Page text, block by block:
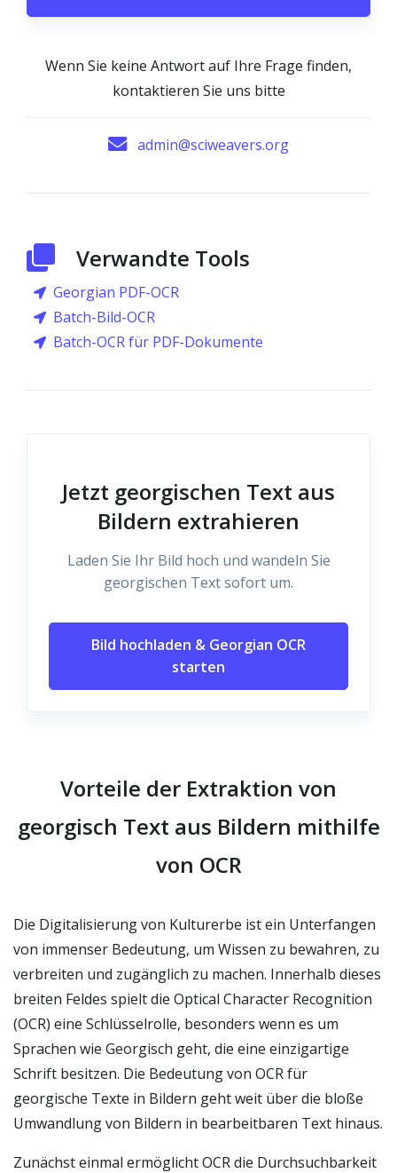
Wenn Sie keine Antwort auf Ihre Frage finden,
kontaktieren Sie uns bitte
admin@sciweavers.org
Verwandte Tools
Georgian PDF-OCR
Batch-Bild-OCR
Batch-OCR für PDF-Dokumente
Jetzt georgischen Text aus
Bildern extrahieren
Laden Sie Ihr Bild hoch und wandeln Sie
georgischen Text sofort um.
Bild hochladen & Georgian OCR
starten
Vorteile der Extraktion von
georgisch Text aus Bildern mithilfe
von OCR
Die Digitalisierung von Kulturerbe ist ein Unterfangen
von immenser Bedeutung, um Wissen zu bewahren, zu
verbreiten und zugänglich zu machen. Innerhalb dieses
breiten Feldes spielt die Optical Character Recognition
(OCR) eine Schlüsselrolle, besonders wenn es um
Sprachen wie Georgisch geht, die eine einzigartige
Schrift besitzen. Die Bedeutung von OCR für
georgische Texte in Bildern geht weit über die bloße
Umwandlung von Bildern in bearbeitbaren Text hinaus.
Zunächst einmal ermöglicht OCR die Durchsuchbarkeit